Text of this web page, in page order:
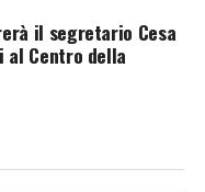
il segretario Cesa
al Centro della